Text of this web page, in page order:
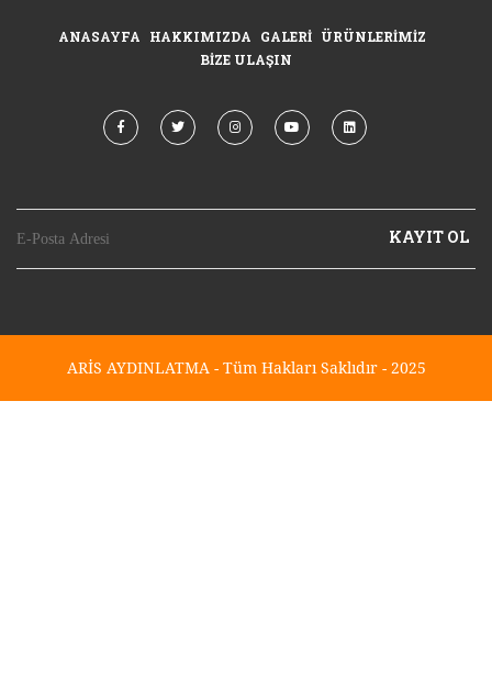
ANASAYFA HAKKIMIZDA GALERI ÜRÜNLERIMIZ
BIZE ULAŞIN
KAYIT OL
ARİS AYDINLATMA - Tüm Hakları Saklıdır - 2025